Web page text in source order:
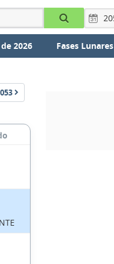
2026 Fases Lunares